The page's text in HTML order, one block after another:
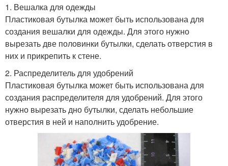
1. Вешалка для одежды
Пластиковая бутылка может быть использована для
создания вешалки для одежды. Для этого нужно
вырезать две половинки бутылки, сделать отверстия в
них и прикрепить к стене.
2. Распределитель для удобрений
Пластиковая бутылка может быть использована для
создания распределителя для удобрений. Для этого
нужно вырезать дно бутылки, сделать небольшие
отверстия в ней и наполнить удобрение.